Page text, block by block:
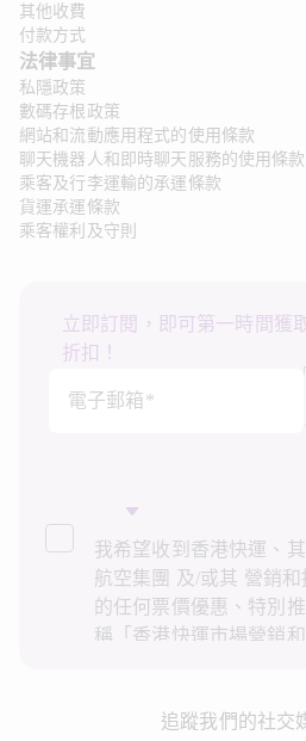
其他收費
付款方式
法律事宜
私隱政策
數碼存根政策
網站和流動應用程式的使用條款
聊天機器人和即時聊天服務的使用條款
乘客及行李運輸的承運條款
貨運承運條款
乘客權利及守則
立即訂閱，即可第一時間獲
折扣！
電子郵箱*
我希望收到香港快運、
航空集團 及/或其 營銷
的任何票價優惠、特別
稱「香港快運市場營銷
錄進行直接市場營銷和
追蹤我們的社交